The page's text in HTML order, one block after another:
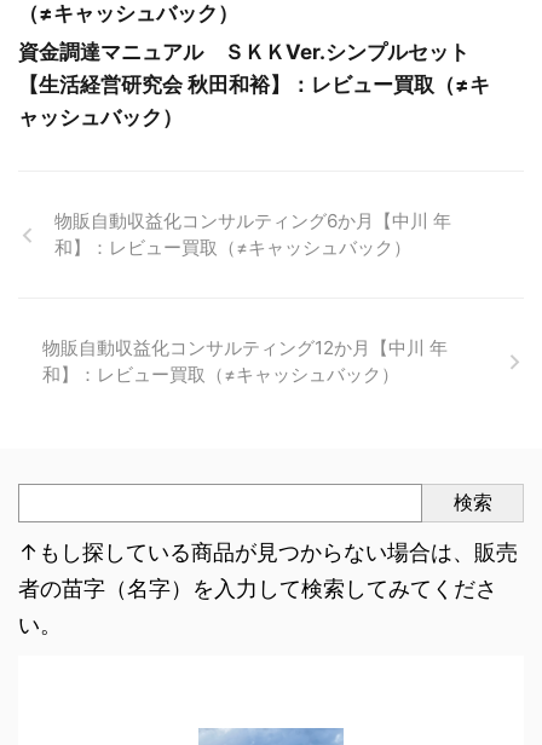
（≠キャッシュバック）
資金調達マニュアル ＳＫＫVer.シンプルセット
【生活経営研究会 秋田和裕】：レビュー買取（≠キ
ャッシュバック）
物販自動収益化コンサルティング6か月【中川 年
和】：レビュー買取（≠キャッシュバック）
物販自動収益化コンサルティング12か月【中川 年
和】：レビュー買取（≠キャッシュバック）
検索
↑もし探している商品が見つからない場合は、販売
者の苗字（名字）を入力して検索してみてくださ
い。